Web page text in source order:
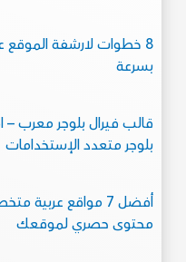
8 خطوات لارشفة
بسرعة
قالب فيرال بلوجر معرب
بلوجر متعدد الإستخدامات
أفضل 7 مواقع عربية
محتوى حصري لموقعك